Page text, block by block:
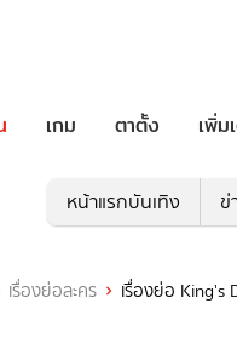
เกม ตาตั้ง เพิ่ม
หน้าแรกบันเทิง ข่
เรื่องย่อละคร เรื่องย่อ King's